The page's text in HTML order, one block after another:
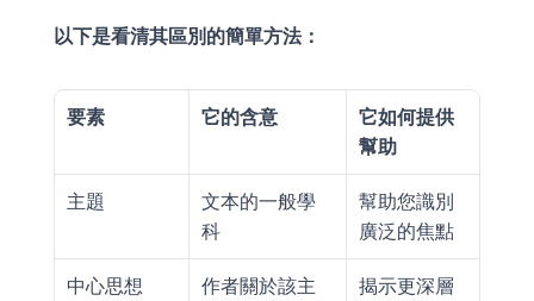
以下是看清其區別的簡單方法：
要素 它的含意
它如何提供
幫助
主題
文本的一般學
科
幫助您識別
廣泛的焦點
中心思想
作者關於該主
揭示更深層